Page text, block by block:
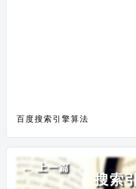
百度搜索引擎算法
← 上一篇
搜索